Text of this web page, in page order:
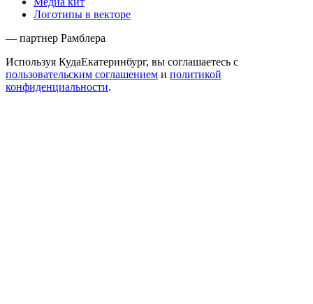
Логотипы в векторе
— партнер Рамблера
Используя КудаЕкатеринбург, вы соглашаетесь с
пользовательским соглашением и политикой
конфиденциальности.